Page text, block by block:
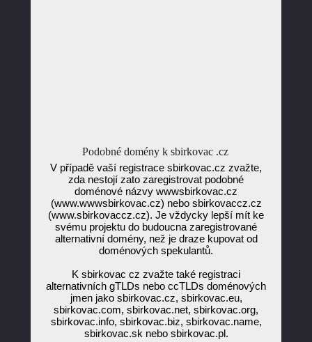
Podobné domény k sbirkovac .cz
V případě vaší registrace sbirkovac.cz zvažte,
zda nestojí zato zaregistrovat podobné
doménové názvy wwwsbirkovac.cz
(www.wwwsbirkovac.cz) nebo sbirkovaccz.cz
(www.sbirkovaccz.cz). Je vždycky lepší mít ke
svému projektu do budoucna zaregistrované
alternativní domény, než je draze kupovat od
doménových spekulantů.
K sbirkovac cz zvažte také registraci
alternativních gTLDs nebo ccTLDs doménových
jmen jako sbirkovac.cz, sbirkovac.eu,
sbirkovac.com, sbirkovac.net, sbirkovac.org,
sbirkovac.info, sbirkovac.biz, sbirkovac.name,
sbirkovac.sk nebo sbirkovac.pl.